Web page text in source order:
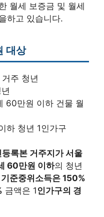
월세 보증금 및 월세
하고 있습니다.
대상
주 청년
60만원 이하 건물 월
하 청년 1인가구
등록본 거주지가 서울
60만원 이하의 청년
기준중위소득은 150%
금액은 1 인가구의 경